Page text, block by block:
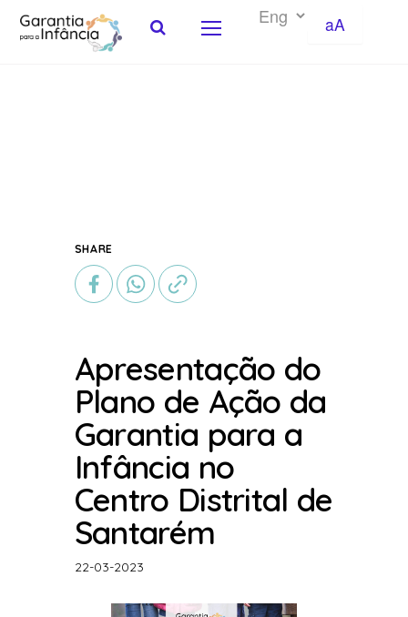
aA
SHARE
Apresentação do
Plano de Ação da
Garantia para a
Infância no
Centro Distrital de
Santarém
22-03-2023